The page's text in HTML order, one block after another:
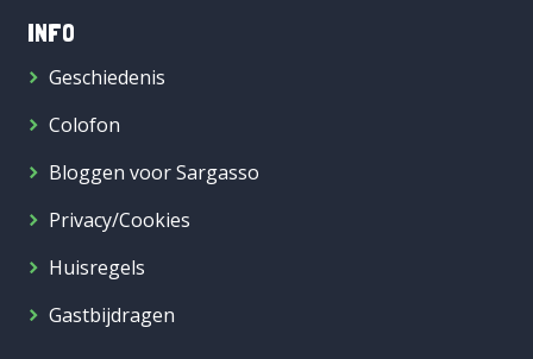
INFO
Geschiedenis
Colofon
Bloggen voor Sargasso
Privacy/Cookies
Huisregels
Gastbijdragen